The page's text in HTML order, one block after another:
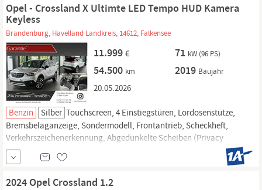
Opel - Crossland X Ultimte LED Tempo HUD Kamera
Keyless
Brandenburg, Havelland Landkreis, 14612, Falkensee
11.999 € 71 kW (96 PS)
54.500 km 2019 Baujahr
20.05.2026
Benzin Silber Touchscreen, 4 Einstiegstüren, Lordosenstütze,
Bremsbelaganzeige, Sondermodell, Frontantrieb, Scheckheft,
Verkehrszeichenerkennung, Abgedunkelte Scheiben (Privacy
Verglasung), Volldigitales Kombiinstrument, Apple CarPlay, Android
Auto, Rückfahrkamera, weitere Infos.
2024 Opel Crossland 1.2